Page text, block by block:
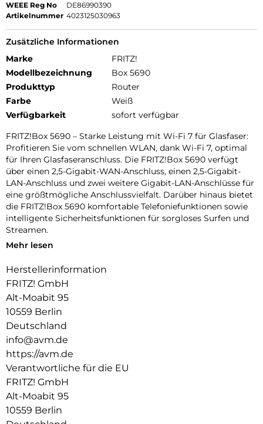
WEEE Reg No
DE86990390
Artikelnummer 4023125030963
Zusätzliche Informationen
Marke
FRITZ!
Modellbezeichnung
Box 5690
Produkttyp
Router
Farbe
Weiß
Verfügbarkeit
sofort verfügbar
FRITZ!Box 5690 – Starke Leistung mit Wi-Fi 7 für Glasfaser:
Profitieren Sie vom schnellen WLAN, dank Wi-Fi 7, optimal
für Ihren Glasfaseranschluss. Die FRITZ!Box 5690 verfügt
über einen 2,5-Gigabit-WAN-Anschluss, einen 2,5-Gigabit-
LAN-Anschluss und zwei weitere Gigabit-LAN-Anschlüsse für
eine größtmögliche Anschlussvielfalt. Darüber hinaus bietet
die FRITZ!Box 5690 komfortable Telefoniefunktionen sowie
intelligente Sicherheitsfunktionen für sorgloses Surfen und
Streamen.
Wi-Fi 7 – Die neue Generation WLAN mit Multi-Gigabit!:
noch stärkere Verbindungen für viele Geräte. Es ist daher
ideal für Echtzeitanwendungen wie Gaming, Virtual Reality
oder Videokonferenzen. Wi-Fi 7 ist perfekt in die FRITZ!-
Umgebung integriert – alle WLAN-Geräte arbeiten im WLAN
Mesh optimal zusammen und bieten Ihnen
Höchstgeschwindigkeit.
Die neueste WLAN-Generation hat einige Tricks gelernt, um
Ihr WLAN-Erlebnis zu perfektionieren: Multi-Link-Operation
Frequenzbändern gleichzeitig Daten zu senden und zu
empfangen. Mit dem Punctured Mode kann Ihr WLAN
Störungen umschiffen. Ihre FRITZ!Box kümmert sich ganz
Mehr lesen
Herstellerinformation
FRITZ! GmbH
Alt-Moabit 95
10559 Berlin
Deutschland
info@avm.de
https://avm.de
Verantwortliche für die EU
FRITZ! GmbH
Alt-Moabit 95
10559 Berlin